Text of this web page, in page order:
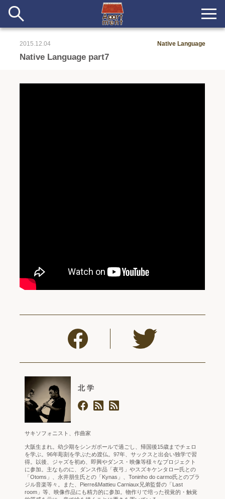
新着
Native Language part7
2015.12.04 Native Language
北 学
サキソフォニスト、作曲家
大阪生まれ。幼少期をシンガポールで過ごし、帰国後15歳までチェロ
を学ぶ。96年彫刻を学ぶため渡仏。97年、サックスと出会い独学で習
得。以後、ジャズを初め、即興やダンス・映像等様々なプロジェクト
に参加。主なものに、ダンス作品「夜弓」やスズキケンタロー氏との
「Otoms」、永井朋生氏との「Kynas」、Toninho do carmo氏とのブラ
ジル音楽等々。また、Pierre&Mattieu Carniaux兄弟監督の「Last
room」等、映像作品にも精力的に参加。物作りで培った視覚的・触覚